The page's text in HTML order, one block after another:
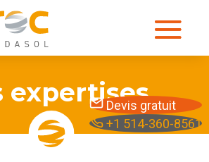
expertises
Devis gratuit
+1 514-360-8561